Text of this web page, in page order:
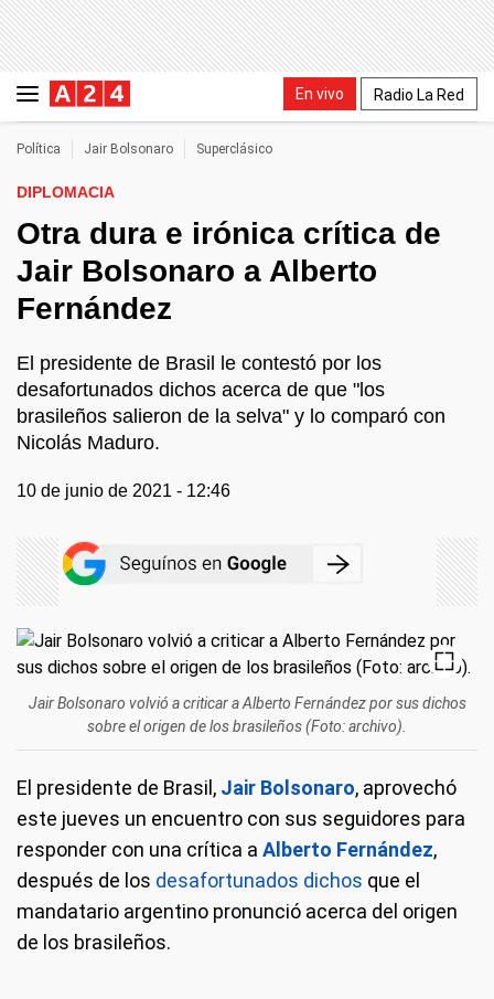
En vivo Radio La Red
Política Jair Bolsonaro Superclásico
DIPLOMACIA
Otra dura e irónica crítica de
Jair Bolsonaro a Alberto
Fernández
El presidente de Brasil le contestó por los
desafortunados dichos acerca de que "los
brasileños salieron de la selva" y lo comparó con
Nicolás Maduro.
10 de junio de 2021 - 12:46
Jair Bolsonaro volvió a criticar a Alberto Fernández por sus dichos
sobre el origen de los brasileños (Foto: archivo).
El presidente de Brasil, Jair Bolsonaro, aprovechó
este jueves un encuentro con sus seguidores para
responder con una crítica a Alberto Fernández,
después de los desafortunados dichos que el
mandatario argentino pronunció acerca del origen
de los brasileños.